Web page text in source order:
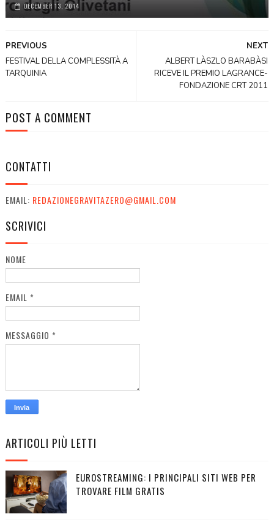
DECEMBER 13, 2014
NEXT
ALBERT LÀSZLO BARABÀSI
RICEVE IL PREMIO LAGRANCE-
FONDAZIONE CRT 2011
PREVIOUS
FESTIVAL DELLA COMPLESSITÀ A
TARQUINIA
POST A COMMENT
CONTATTI
EMAIL: REDAZIONEGRAVITAZERO@GMAIL.COM
SCRIVICI
NOME
EMAIL *
MESSAGGIO *
ARTICOLI PIÙ LETTI
EUROSTREAMING: I PRINCIPALI SITI WEB PER
TROVARE FILM GRATIS